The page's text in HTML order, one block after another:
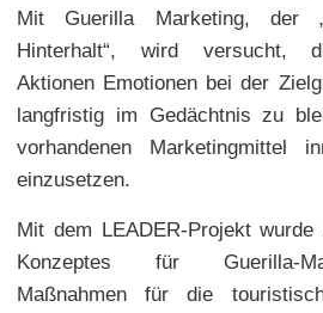
Mit Guerilla Marketing, der
Hinterhalt“, wird versucht,
Aktionen Emotionen bei der
langfristig im Gedächtnis zu
vorhandenen Marketingmittel
einzusetzen.
Mit dem LEADER-Projekt
Konzeptes für Guerilla-
Maßnahmen für die